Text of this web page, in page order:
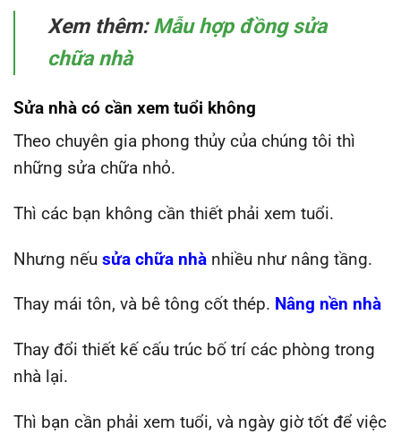
Xem thêm:Mẫu hợp đồng sửa
chữa nhà
Sửa nhà có cần xem tuổi không
Theo chuyên gia phong thủy của chúng tôi thì
những sửa chữa nhỏ.
Thì các bạn không cần thiết phải xem tuổi.
Nhưng nếu sửa chữa nhà nhiều như nâng tầng.
Thay mái tôn, và bê tông cốt thép. Nâng nền nhà
Thay đổi thiết kế cấu trúc bố trí các phòng trong
nhà lại.
Thì bạn cần phải xem tuổi, và ngày giờ tốt để việc